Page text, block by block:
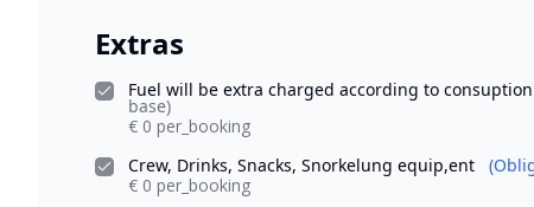
Extras
Fuel will be extra charged according to
base)
€ 0 per_booking
Crew, Drinks, Snacks, Snorkelung equip,ent
€ 0 per_booking